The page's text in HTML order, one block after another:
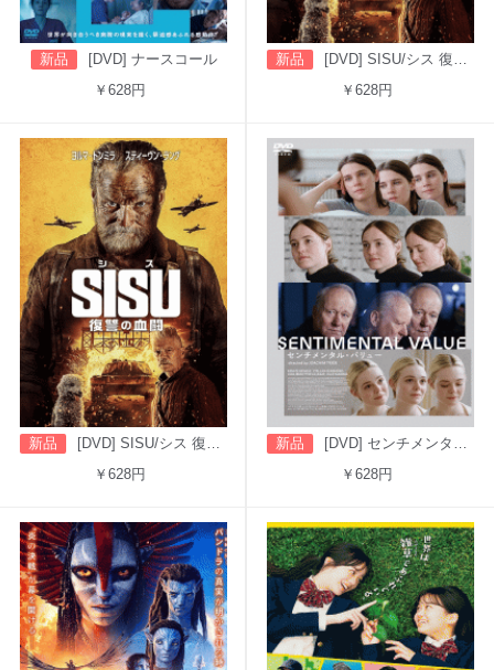
新品
[DVD] ナースコール
￥628円
新品
[DVD] SISU/シス 復讐の血闘（吹替版）
￥628円
新品
[DVD] SISU/シス 復讐の血闘（字幕版）
￥628円
新品
[DVD] センチメンタル・バリュー
￥628円